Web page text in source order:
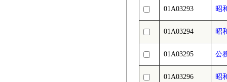
01A03293 昭
01A03294 昭
01A03295 公
01A03296 昭